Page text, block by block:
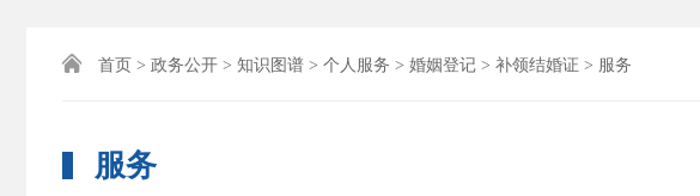
 首页 > 政务公开 > 知识图谱 > 个人服务 > 婚姻登记 > 补领结婚证 > 服务
服务